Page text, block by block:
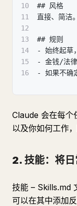
10
## 风格
11
直接、简洁
12
13
## 规则
14
- 始终起草
15
- 金钱/法律
16
- 如果不确
Claude 会在每个
以及你如何工作
2. 技能：将
技能 – Skills.md
可以在其中添加